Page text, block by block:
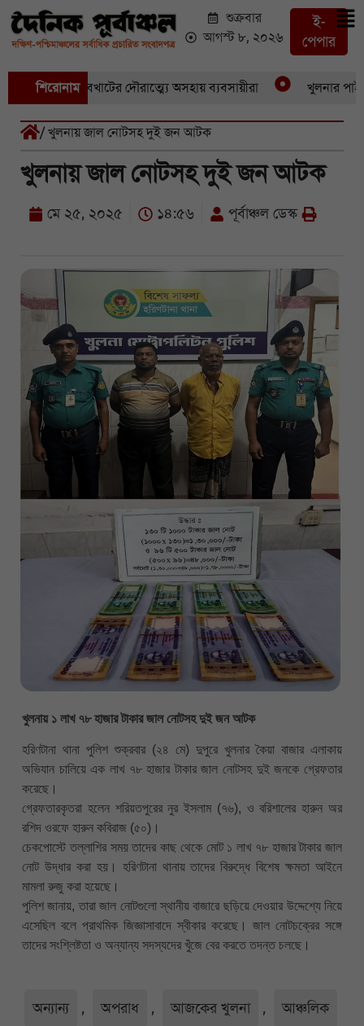
শুক্রবার
আগস্ট ৮, ২০২৬
ই-
পেপার
শিরোনাম
একচুরি, বখাটের দৌরাত্ম্যে অসহায় ব্যবসায়ীরা খুলনার
/ খুলনায় জাল নোটসহ দুই জন আটক
খুলনায় জাল নোটসহ দুই জন আটক
মে ২৫, ২০২৫ ১৪:৫৬ পূর্বাঞ্চল ডেস্ক
খুলনায় ১ লাখ ৭৮ হাজার টাকার জাল নোটসহ দুই জন আটক
হরিণটানা থানা পুলিশ শুক্রবার (২৪ মে) দুপুরে খুলনার কৈয়া বাজার এলাকায়
অভিযান চালিয়ে এক লাখ ৭৮ হাজার টাকার জাল নোটসহ দুই জনকে গ্রেফতার
করেছে।
গ্রেফতারকৃতরা হলেন শরিয়তপুরের নুর ইসলাম (৭৬), ও বরিশালের হারুন অর
রশিদ ওরফে হারুন কবিরাজ (৫০)।
চেকপোস্টে তল্লাশির সময় তাদের কাছ থেকে মোট ১ লাখ ৭৮ হাজার টাকার জাল
নোট উদ্ধার করা হয়। হরিণটানা থানায় তাদের বিরুদ্ধে বিশেষ ক্ষমতা আইনে
মামলা রুজু করা হয়েছে।
পুলিশ জানায়, তারা জাল নোটগুলো স্থানীয় বাজারে ছড়িয়ে দেওয়ার উদ্দেশ্যে নিয়ে
এসেছিল বলে প্রাথমিক জিজ্ঞাসাবাদে স্বীকার করেছে। জাল নোটচক্রের সঙ্গে
তাদের সংশ্লিষ্টতা ও অন্যান্য সদস্যদের খুঁজে বের করতে তদন্ত চলছে।
অন্যান্য , অপরাধ , আজকের খুলনা , আঞ্চলিক